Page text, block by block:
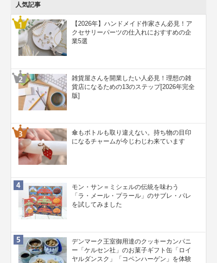
人気記事
【2026年】ハンドメイド作家さん必見！ア
クセサリーパーツの仕入れにおすすめの企
業5選
雑貨屋さんを開業したい人必見！理想の雑
貨店になるための13のステップ[2026年完全
版]
傘もボトルも取り違えない。持ち物の目印
になるチャームが今じわじわ来ています
モン・サン＝ミシェルの伝統を味わう
「ラ・メール・プラール」のサブレ・パレ
を試してみました
デンマーク王室御用達のクッキーカンパニ
ー「ケルセン社」のお菓子ギフト缶「ロイ
ヤルダンスク」「コペンハーゲン」を体験